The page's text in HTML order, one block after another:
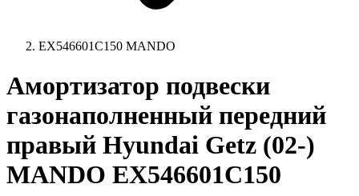
EX546601C150 MANDO
Амортизатор подвески
газонаполненный передний
правый Hyundai Getz (02-)
MANDO EX546601C150